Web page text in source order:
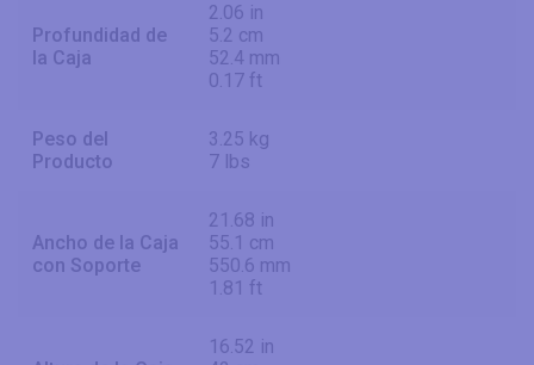
Profundidad de
la Caja
2.06 in
5.2 cm
52.4 mm
0.17 ft
Peso del
Producto
3.25 kg
7 lbs
Ancho de la Caja
con Soporte
21.68 in
55.1 cm
550.6 mm
1.81 ft
16.52 in